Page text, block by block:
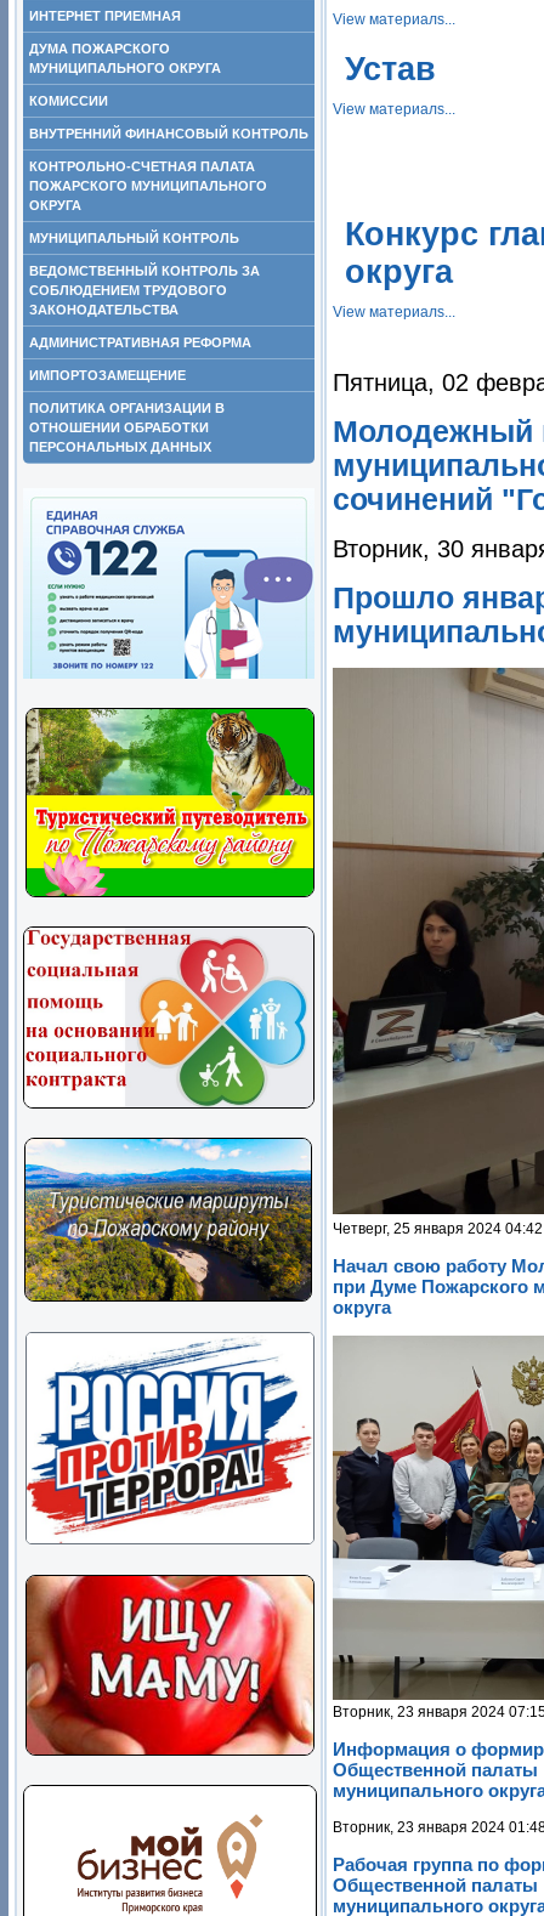
ИНТЕРНЕТ ПРИЕМНАЯ
ДУМА ПОЖАРСКОГО
МУНИЦИПАЛЬНОГО ОКРУГА
КОМИССИИ
ВНУТРЕННИЙ ФИНАНСОВЫЙ КОНТРОЛЬ
КОНТРОЛЬНО-СЧЕТНАЯ ПАЛАТА
ПОЖАРСКОГО МУНИЦИПАЛЬНОГО
ОКРУГА
МУНИЦИПАЛЬНЫЙ КОНТРОЛЬ
ВЕДОМСТВЕННЫЙ КОНТРОЛЬ ЗА
СОБЛЮДЕНИЕМ ТРУДОВОГО
ЗАКОНОДАТЕЛЬСТВА
АДМИНИСТРАТИВНАЯ РЕФОРМА
ИМПОРТОЗАМЕЩЕНИЕ
ПОЛИТИКА ОРГАНИЗАЦИИ В
ОТНОШЕНИИ ОБРАБОТКИ
ПЕРСОНАЛЬНЫХ ДАННЫХ
View материалs...
Устав
View материалs...
Конкурс
округа
View материалs...
Пятница, 02
Молодежный
сочинений
Вторник, 30
Прошло
Четверг, 25 января 2024 04:42
Начал свою работу
при Думе Пожарского
округа
Вторник, 23 января 2024
Информация о
Общественной палаты
муниципального
Вторник, 23 января 2024
Рабочая группа по
Общественной палаты
муниципального